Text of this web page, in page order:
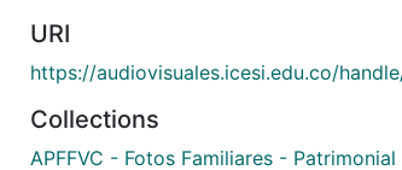
URI
https://audiovisuales.icesi.edu.co/
Collections
APFFVC - Fotos Familiares - Patrimonial